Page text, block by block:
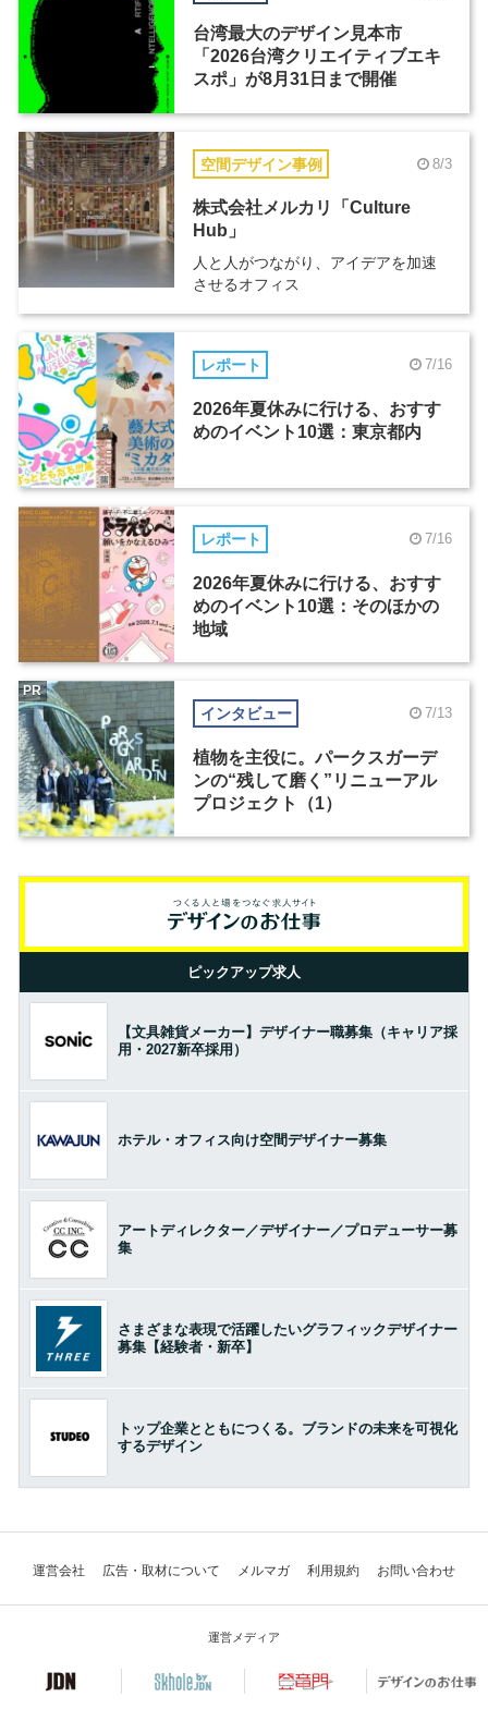
台湾最大のデザイン見本市
「2026台湾クリエイティブエキ
スポ」が8月31日まで開催
空間デザイン事例 8/3
株式会社メルカリ「Culture
Hub」
人と人がつながり、アイデアを加速
させるオフィス
レポート 7/16
2026年夏休みに行ける、おすす
めのイベント10選：東京都内
レポート 7/16
2026年夏休みに行ける、おすす
めのイベント10選：そのほかの
地域
インタビュー 7/13
植物を主役に。パークスガーデ
ンの“残して磨く”リニューアル
プロジェクト（1）
PR
ピックアップ求人
【文具雑貨メーカー】デザイナー職募集（キャリア採
用・2027新卒採用）
ホテル・オフィス向け空間デザイナー募集
アートディレクター／デザイナー／プロデューサー募
集
さまざまな表現で活躍したいグラフィックデザイナー
募集【経験者・新卒】
トップ企業とともにつくる。ブランドの未来を可視化
するデザイン
運営会社 広告・取材について メルマガ 利用規約 お問い合わせ
運営メディア